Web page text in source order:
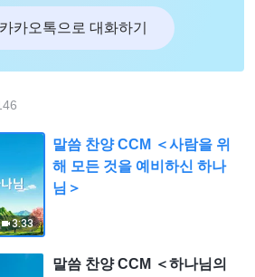
카카오톡으로 대화하기
3:33
말씀 찬양 CCM ＜사람을 위
해 모든 것을 예비하신 하나
님＞
말씀 찬양 CCM ＜하나님의